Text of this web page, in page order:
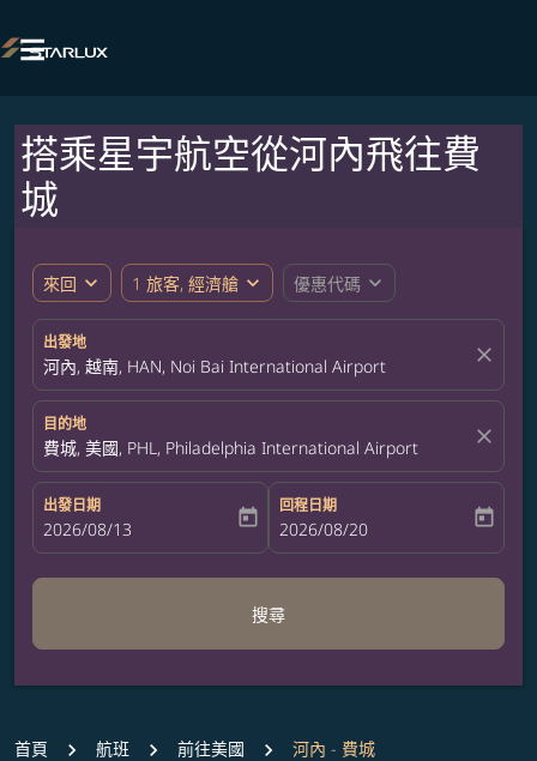

搭乘星宇航空從河內飛往費
城
來回 expand_more 1 旅客, 經濟艙 expand_more 優惠代碼 expand_more
出發地
河內, 越南, HAN, Noi Bai International Airport close
目的地
費城, 美國, PHL, Philadelphia International Airport close
出發日期
fc-booking-departure-date-aria-label
2026/08/13 today
回程日期
fc-booking-return-date-aria-label
2026/08/20 today
搜尋
首頁 航班 前往美國 河內 - 費城